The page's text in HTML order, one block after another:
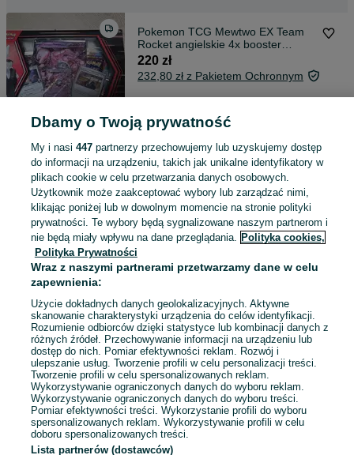
Pokemon TCG Mewtwo EX Team
Rocket angielskie 4x booster
oryginalne
220 zł
232,80 zł z Pakietem Ochronnym
Casio G-Shock GA-2100-4AER
339 zł
354,37 zł z Pakietem Ochronnym
Jelenia Góra, Zabobrze
10 lipca 2026
41-45 mm
Czerwony
Komputer PC do gier Ryzen 5 3600
| 16GB ram DDR4 | Karta Graficzna
AMD RX5700XT 8GB | Corsair
550W | 512SSD | wbudowane WiFi
2 100 zł
Jelenia Góra, Centrum
10 lipca 2026
Dbamy o Twoją prywatność
My i nasi 447partnerzy przechowujemy lub uzyskujemy dostęp
do informacji na urządzeniu, takich jak unikalne identyfikatory w
plikach cookie w celu przetwarzania danych osobowych.
Użytkownik może zaakceptować wybory lub zarządzać nimi,
klikając poniżej lub w dowolnym momencie na stronie polityki
prywatności. Te wybory będą sygnalizowane naszym partnerom i
nie będą miały wpływu na dane przeglądania. Polityka cookies,
Polityka Prywatności
Wraz z naszymi partnerami przetwarzamy dane w celu
zapewnienia:
Użycie dokładnych danych geolokalizacyjnych. Aktywne
skanowanie charakterystyki urządzenia do celów identyfikacji.
Rozumienie odbiorców dzięki statystyce lub kombinacji danych z
różnych źródeł. Przechowywanie informacji na urządzeniu lub
dostęp do nich. Pomiar efektywności reklam. Rozwój i
ulepszanie usług. Tworzenie profili w celu personalizacji treści.
Tworzenie profili w celu spersonalizowanych reklam.
Wykorzystywanie ograniczonych danych do wyboru reklam.
Wykorzystywanie ograniczonych danych do wyboru treści.
Pomiar efektywności treści. Wykorzystanie profili do wyboru
spersonalizowanych reklam. Wykorzystywanie profili w celu
doboru spersonalizowanych treści.
Lista partnerów (dostawców)